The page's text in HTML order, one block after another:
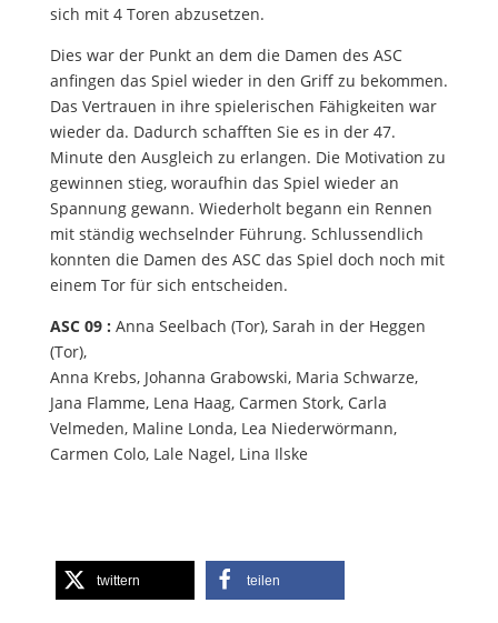
sich mit 4 Toren abzusetzen.
Dies war der Punkt an dem die Damen des ASC
anfingen das Spiel wieder in den Griff zu bekommen.
Das Vertrauen in ihre spielerischen Fähigkeiten war
wieder da. Dadurch schafften Sie es in der 47.
Minute den Ausgleich zu erlangen. Die Motivation zu
gewinnen stieg, woraufhin das Spiel wieder an
Spannung gewann. Wiederholt begann ein Rennen
mit ständig wechselnder Führung. Schlussendlich
konnten die Damen des ASC das Spiel doch noch mit
einem Tor für sich entscheiden.
ASC 09 : Anna Seelbach (Tor),Sarah in der Heggen
(Tor),
Anna Krebs, Johanna Grabowski, Maria Schwarze,
Jana Flamme, Lena Haag, Carmen Stork, Carla
Velmeden, Maline Londa, Lea Niederwörmann,
Carmen Colo, Lale Nagel, Lina Ilske
twittern teilen